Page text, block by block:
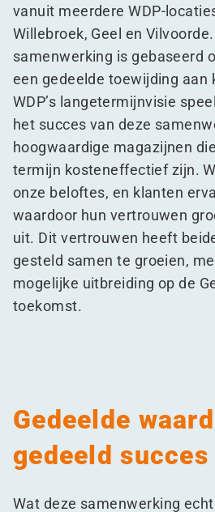
vanuit meerdere WDP-
Willebroek, Geel en
samenwerking is gebaseerd
een gedeelde toewijding aan
WDP’s langetermijnvisie
het succes van deze
hoogwaardige magazijnen
termijn kosteneffectief zijn.
onze beloftes, en klanten
waardoor hun vertrouwen
uit. Dit vertrouwen heeft
gesteld samen te groeien,
mogelijke uitbreiding op de
toekomst.
Gedeelde
gedeeld succes
Wat deze samenwerking